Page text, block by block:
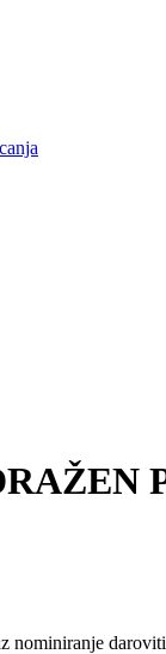
nominiranje